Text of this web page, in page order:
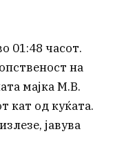
01:48 часот.
на
мајка М.В.
кат од куќата.
јавува